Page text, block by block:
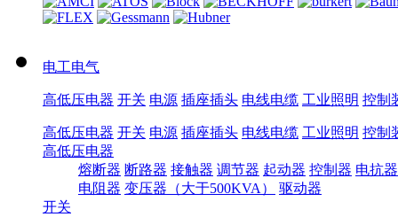
电工电气
高低压电器 开关 电源 插座插头 电线电缆 工业照明 控制
高低压电器 开关 电源 插座插头 电线电缆 工业照明 控制
高低压电器
熔断器 断路器 接触器 调节器 起动器 控制器 电抗器
电阻器 变压器（大于500KVA）
驱动器
开关